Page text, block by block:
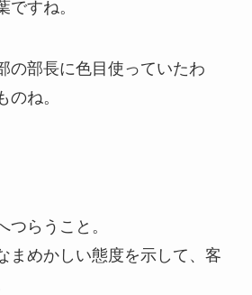
ですね。
の部長に色目使っていたわ
ね。
つらうこと。
まめかしい態度を示して、客